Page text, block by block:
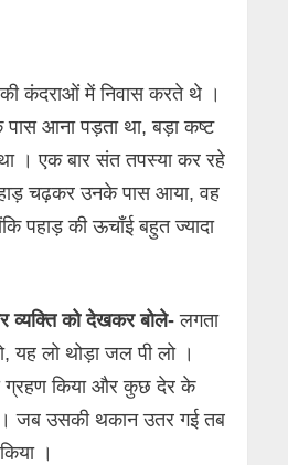
कंदराओं में निवास करते थे ।
आना पड़ता था, बड़ा कष्ट
। एक बार संत तपस्या कर रहे
चढ़कर उनके पास आया, वह
पहाड़ की ऊचाँई बहुत ज्यादा
को देखकर बोले- लगता
यह लो थोड़ा जल पी लो ।
ग्रहण किया और कुछ देर के
। जब उसकी थकान उतर गई तब
।